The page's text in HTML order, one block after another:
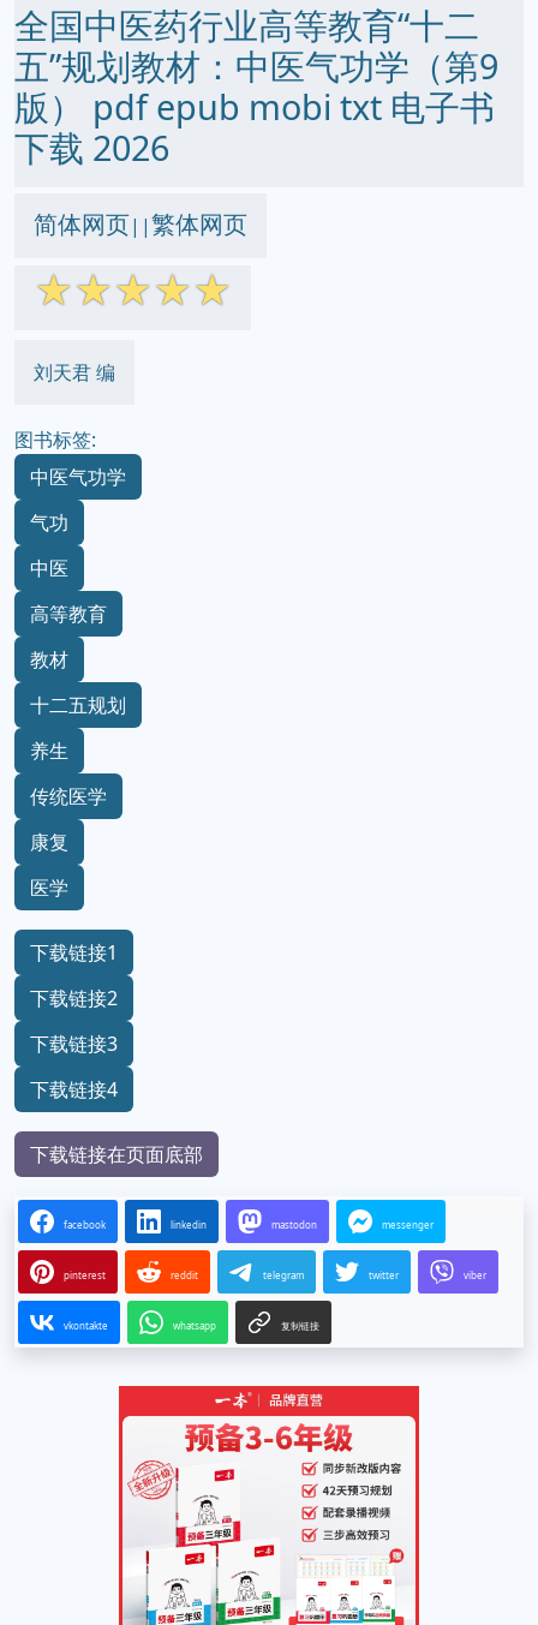
全国中医药行业高等教育“十二
五”规划教材：中医气功学（第9
版） pdf epub mobi txt 电子书
下载 2026
简体网页||繁体网页
☆☆☆☆☆
刘天君 编
图书标签:
中医气功学
气功
中医
高等教育
教材
十二五规划
养生
传统医学
康复
医学
下载链接1
下载链接2
下载链接3
下载链接4
下载链接在页面底部
facebook linkedin mastodon messenger
pinterest reddit telegram twitter viber
vkontakte whatsapp 复制链接